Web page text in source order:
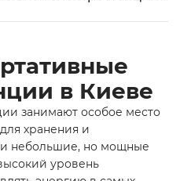
в Киеве
занимают особое место
хранения и
небольшие, но мощные
уровень